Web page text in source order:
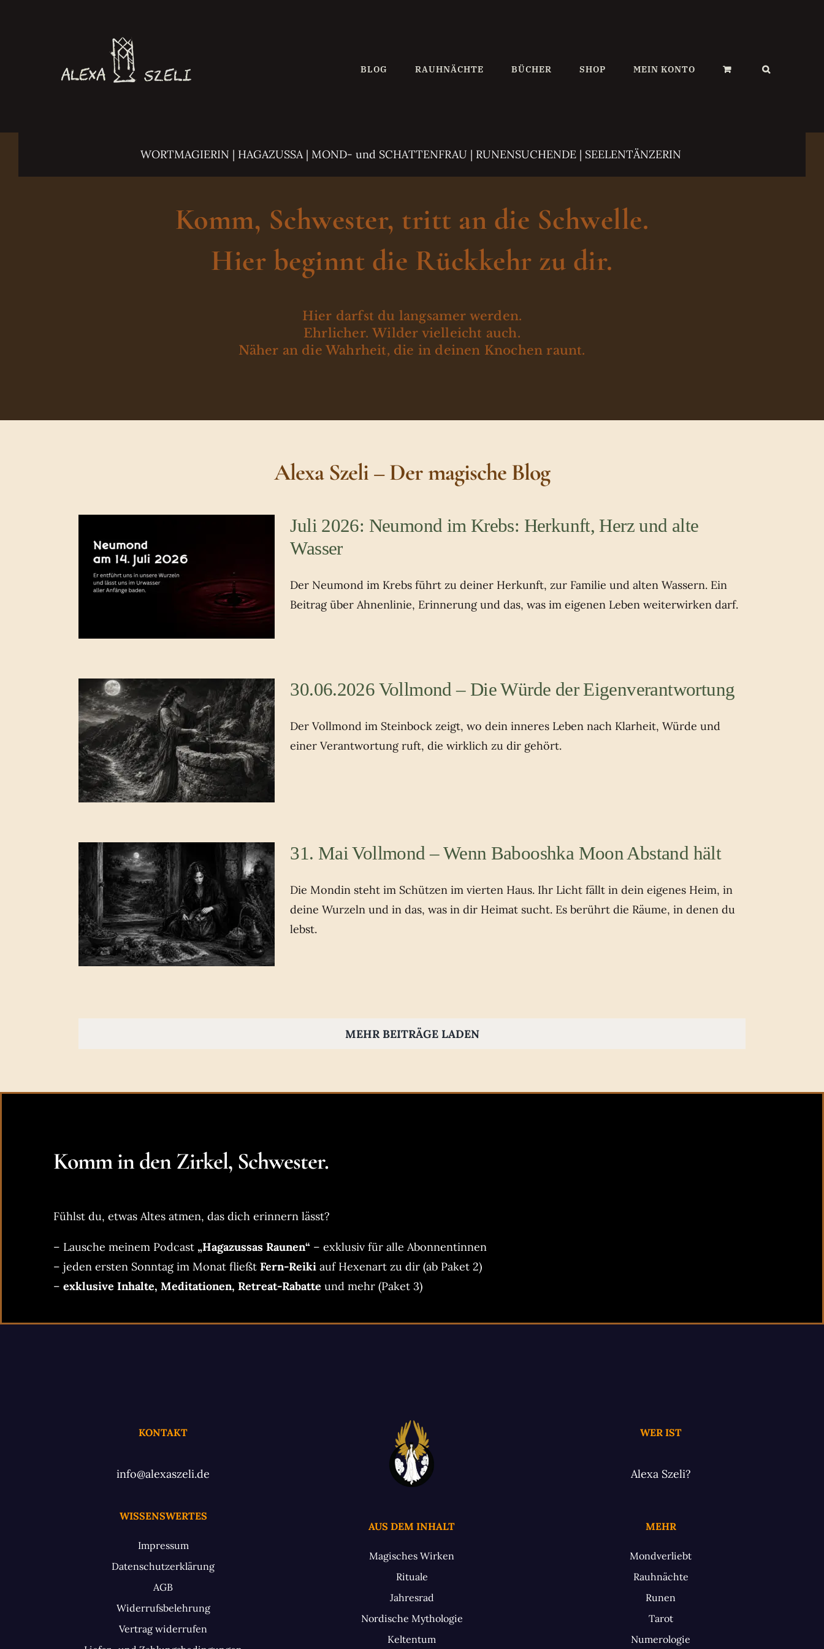
BLOG RAUHNÄCHTE BÜCHER SHOP MEIN KONTO
WORTMAGIERIN | HAGAZUSSA | MOND- und SCHATTENFRAU | RUNENSUCHENDE | SEELENTÄNZERIN
Komm, Schwester, tritt an die Schwelle.
Hier beginnt die Rückkehr zu dir.
Hier darfst du langsamer werden.
Ehrlicher. Wilder vielleicht auch.
Näher an die Wahrheit, die in deinen Knochen raunt.
Alexa Szeli – Der magische Blog
Juli 2026: Neumond im Krebs: Herkunft, Herz und alte
Wasser
Der Neumond im Krebs führt zu deiner Herkunft, zur Familie und alten Wassern. Ein
Beitrag über Ahnenlinie, Erinnerung und das, was im eigenen Leben weiterwirken darf.
30.06.2026 Vollmond – Die Würde der Eigenverantwortung
Der Vollmond im Steinbock zeigt, wo dein inneres Leben nach Klarheit, Würde und
einer Verantwortung ruft, die wirklich zu dir gehört.
31. Mai Vollmond – Wenn Babooshka Moon Abstand hält
Die Mondin steht im Schützen im vierten Haus. Ihr Licht fällt in dein eigenes Heim, in
deine Wurzeln und in das, was in dir Heimat sucht. Es berührt die Räume, in denen du
lebst.
MEHR BEITRÄGE LADEN
Komm in den Zirkel, Schwester.
Fühlst du, etwas Altes atmen, das dich erinnern lässt?
– Lausche meinem Podcast „Hagazussas Raunen“ – exklusiv für alle Abonnentinnen
– jeden ersten Sonntag im Monat fließt Fern-Reikiauf Hexenart zu dir (ab Paket 2)
– exklusive Inhalte, Meditationen, Retreat-Rabatte und mehr (Paket 3)
KONTAKT
info@alexaszeli.de
WER IST
Alexa Szeli?
WISSENSWERTES
Impressum
Datenschutzerklärung
AGB
Widerrufsbelehrung
Vertrag widerrufen
AUS DEM INHALT
Magisches Wirken
Rituale
Jahresrad
Nordische Mythologie
Keltentum
MEHR
Mondverliebt
Rauhnächte
Runen
Tarot
Numerologie